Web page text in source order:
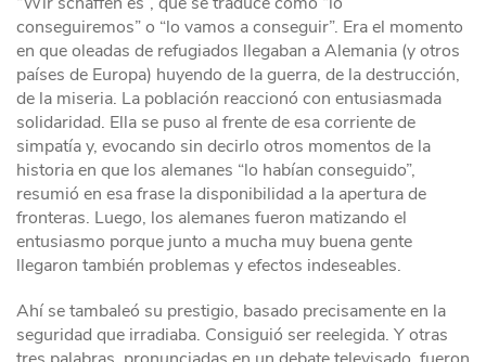
conseguiremos” o “lo vamos a conseguir”. Era el momento
en que oleadas de refugiados llegaban a Alemania (y otros
países de Europa) huyendo de la guerra, de la destrucción,
de la miseria. La población reaccionó con entusiasmada
solidaridad. Ella se puso al frente de esa corriente de
simpatía y, evocando sin decirlo otros momentos de la
historia en que los alemanes “lo habían conseguido”,
resumió en esa frase la disponibilidad a la apertura de
fronteras. Luego, los alemanes fueron matizando el
entusiasmo porque junto a mucha muy buena gente
llegaron también problemas y efectos indeseables.
Ahí se tambaleó su prestigio, basado precisamente en la
seguridad que irradiaba. Consiguió ser reelegida. Y otras